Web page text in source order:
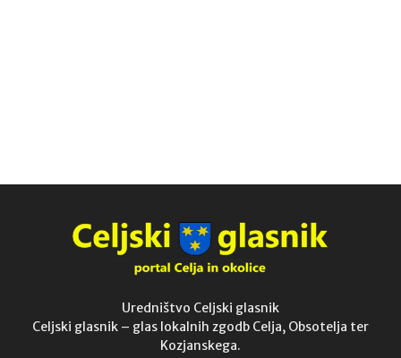
Uredništvo Celjski glasnik
Celjski glasnik – glas lokalnih zgodb Celja, Obsotelja ter
Kozjanskega.